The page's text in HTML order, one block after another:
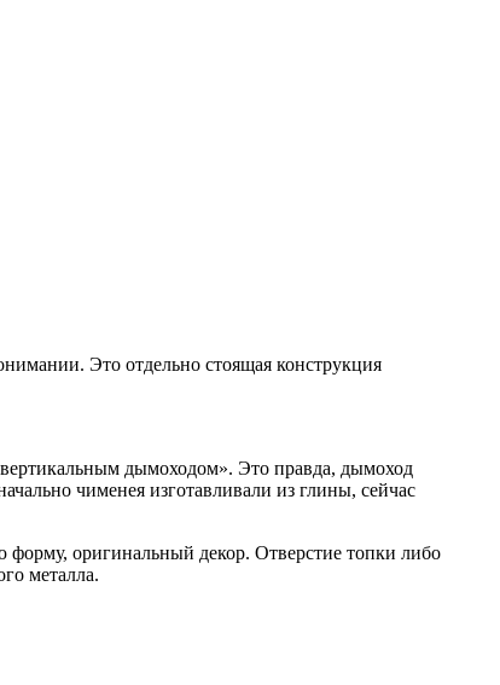
Это отдельно стоящая конструкция
дымоходом». Это правда, дымоход
чименея изготавливали из глины, сейчас
оригинальный декор. Отверстие топки либо
металла.